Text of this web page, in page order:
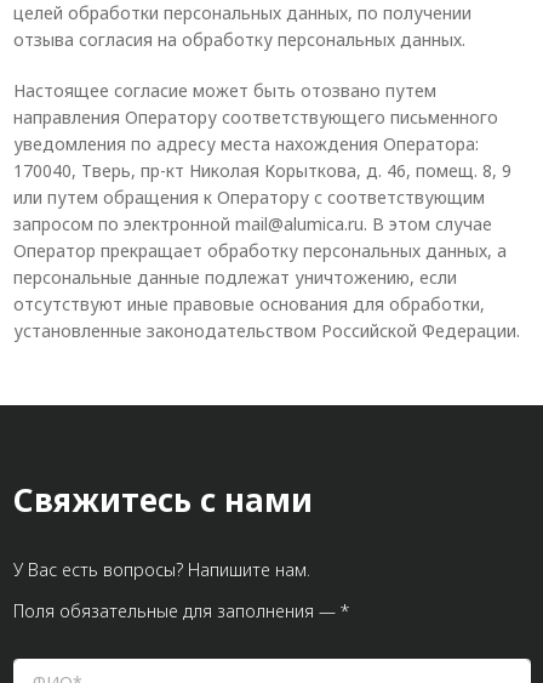
целей обработки персональных данных, по получении
отзыва согласия на обработку персональных данных.
Настоящее согласие может быть отозвано путем
направления Оператору соответствующего письменного
уведомления по адресу места нахождения Оператора:
170040, Тверь, пр-кт Николая Корыткова, д. 46, помещ. 8, 9
или путем обращения к Оператору с соответствующим
запросом по электронной mail@alumica.ru. В этом случае
Оператор прекращает обработку персональных данных, а
персональные данные подлежат уничтожению, если
отсутствуют иные правовые основания для обработки,
установленные законодательством Российской Федерации.
Свяжитесь с нами
У Вас есть вопросы? Напишите нам.
Поля обязательные для заполнения — *